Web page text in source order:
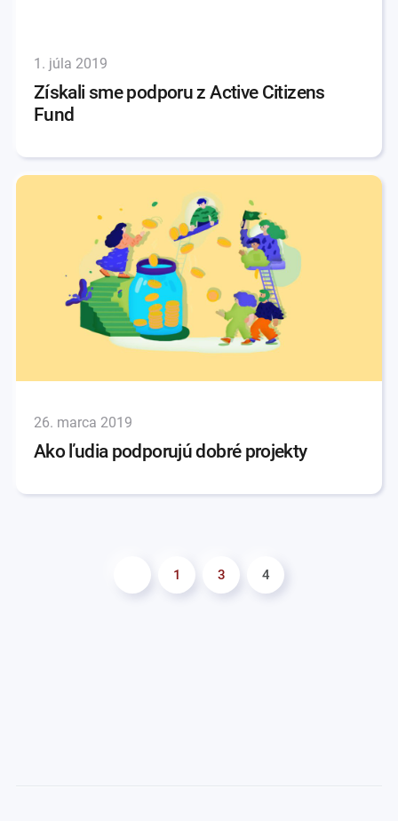
1. júla 2019
Získali sme podporu z Active Citizens
Fund
26. marca 2019
Ako ľudia podporujú dobré projekty
1 3 4